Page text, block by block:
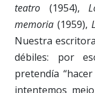
teatro (1954),
memoria (1959),
Nuestra
débiles: por
pretendía
intentemos